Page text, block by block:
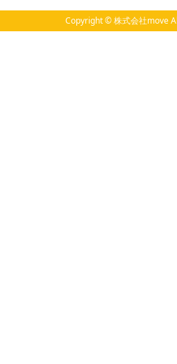
Copyright © 株式会社move